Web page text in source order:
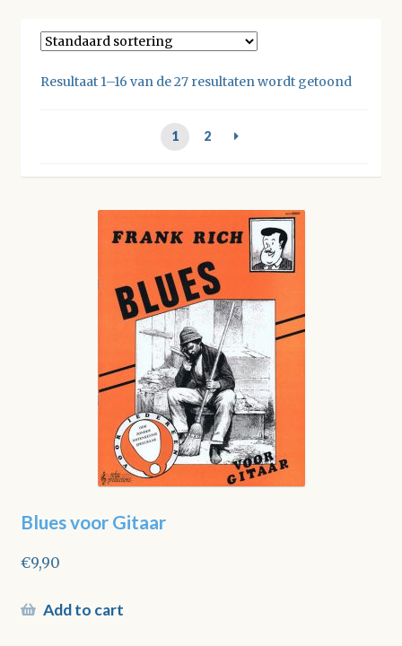
Resultaat 1–16 van de 27 resultaten wordt getoond
1 2
Blues voor Gitaar
€9,90
Add to cart